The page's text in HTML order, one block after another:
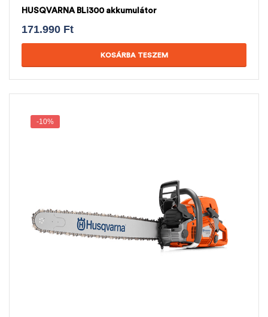
HUSQVARNA BLi300 akkumulátor
171.990 Ft
KOSÁRBA TESZEM
-10%